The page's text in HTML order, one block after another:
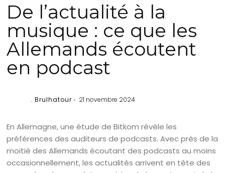
De l’actualité à la
musique : ce que les
Allemands écoutent
en podcast
. Brulhatour 21 novembre 2024
En Allemagne, une étude de Bitkom révèle les
préférences des auditeurs de podcasts. Avec près de la
moitié des Allemands écoutant des podcasts au moins
occasionnellement, les actualités arrivent en tête des